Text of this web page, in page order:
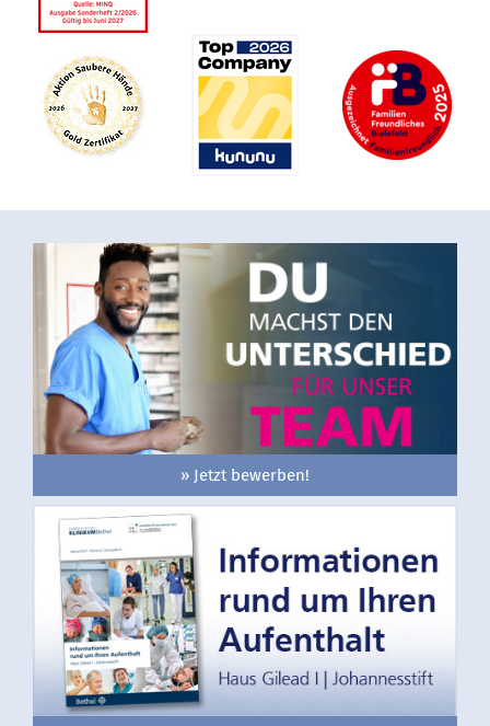
» Jetzt bewerben!